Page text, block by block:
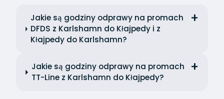
Jakie są godziny odprawy na promach
DFDS z Karlshamn do Kłajpedy i z
Kłajpedy do Karlshamn?
Jakie są godziny odprawy na promach
TT-Line z Karlshamn do Kłajpedy?